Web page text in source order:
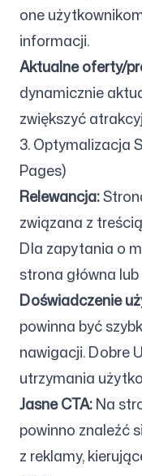
one
informacji.
Aktualne oferty/
dynamicznie
zwiększyć
3. Optymalizacja
Pages)
Relewancja:
związana z
Dla zapytania o
strona główna
Doświadczenie
powinna być
nawigacji. Dobre
utrzymania
Jasne CTA:Na
powinno znaleźć
z reklamy,